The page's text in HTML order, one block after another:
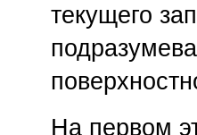
текущего
На первом